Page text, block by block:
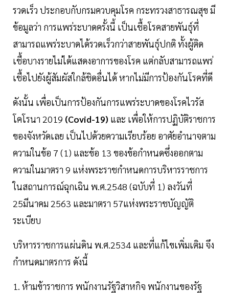
รวดเร็ว ประกอบกับกรมควบคุมโรค กระทรวงสาธารณสุข มี
ข้อมูลว่า การแพร่ระบาดครั้งนี้ เป็นเชื้อโรคสายพันธุ์ที่
สามารถแพร่ระบาดได้รวดเร็วกว่าสายพันธุ์ปกติ ทั้งผู้ติด
เชื้อบางรายไม่ได้แสดงอาการของโรค แต่กลับสามารถแพร่
เชื้อไปยังผู้สัมผัสใกล้ชิดอื่นได้ หากไม่มีการป้องกันโรคที่ดี
ดังนั้น เพื่อเป็นการป้องกันการแพร่ระบาดของโรคไวรัส
โคโรนา 2019 (Covid-19) และ เพื่อให้การปฏิบัติราชการ
ของจังหวัดเลย เป็นไปด้วยความเรียบร้อย อาศัยอำนาจตาม
ความในข้อ 7 (1) และข้อ 13 ของข้อกำหนดซึ่งออกตาม
ความในมาตรา 9 แห่งพระราชกำหนดการบริหารราชการ
ในสถานการณ์ฉุกเฉิน พ.ศ.2548 (ฉบับที่ 1) ลงวันที่
25มีนาคม 2563 และมาตรา 57แห่งพระราชบัญญัติ
ระเบียบ
บริหารราชการแผ่นดิน พ.ศ.2534 และที่แก้ไขเพิ่มเติม จึง
กำหนดมาตรการ ดังนี้
1. ห้ามข้าราชการ พนักงานรัฐวิสาหกิจ พนักงานของรัฐ